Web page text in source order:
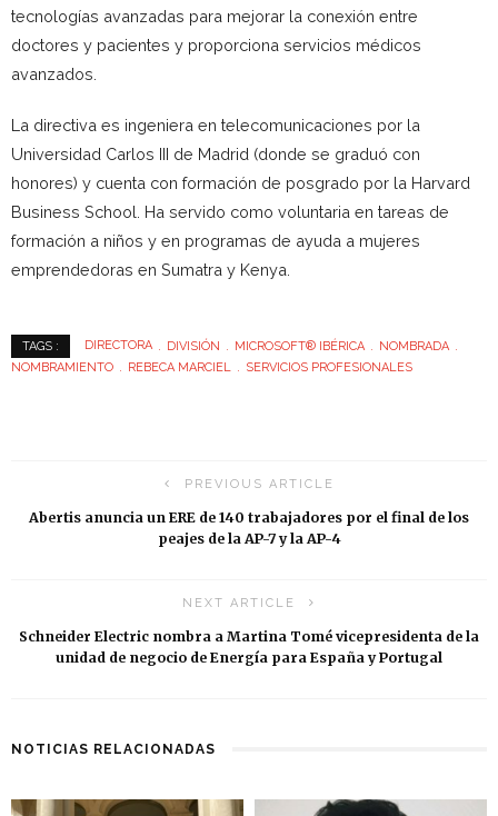
tecnologías avanzadas para mejorar la conexión entre
doctores y pacientes y proporciona servicios médicos
avanzados.
La directiva es ingeniera en telecomunicaciones por la
Universidad Carlos III de Madrid (donde se graduó con
honores) y cuenta con formación de posgrado por la Harvard
Business School. Ha servido como voluntaria en tareas de
formación a niños y en programas de ayuda a mujeres
emprendedoras en Sumatra y Kenya.
TAGS : DIRECTORA DIVISIÓN MICROSOFT® IBÉRICA
NOMBRADA
NOMBRAMIENTO
REBECA MARCIEL SERVICIOS PROFESIONALES
PREVIOUS ARTICLE
Abertis anuncia un ERE de 140 trabajadores por el final de los
peajes de la AP-7 y la AP-4
NEXT ARTICLE
Schneider Electric nombra a Martina Tomé vicepresidenta de la
unidad de negocio de Energía para España y Portugal
NOTICIAS RELACIONADAS